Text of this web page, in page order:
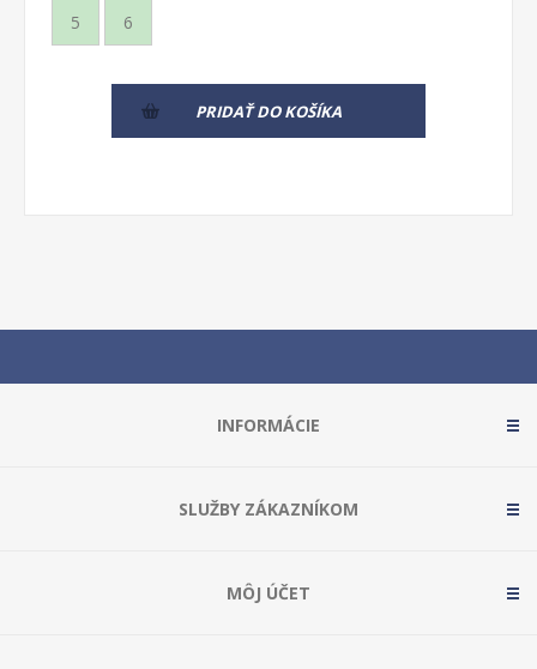
5 6
PRIDAŤ DO KOŠÍKA
INFORMÁCIE
SLUŽBY ZÁKAZNÍKOM
MÔJ ÚČET